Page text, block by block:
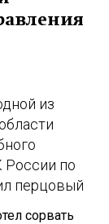
из
России по
перцовый
сорвать